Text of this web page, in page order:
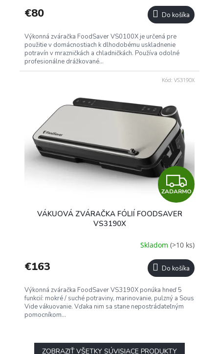
€80 Do košíka
Výkonná zváračka FoodSaver VS0100X je určená pre
použitie v domácnostiach k dlhodobému uskladnenie
potravín v mrazničkách a chladničkách. Používa odolné
profesionálne drážkované...
Z
A
A
R
M
O
ZADARMO
VÁKUOVÁ ZVÁRAČKA FÓLIÍ FOODSAVER
VS3190X
Skladom (>10 ks)
€163 Do košíka
Výkonná zváračka FoodSaver VS3190X ponúka hneď 5
funkcií: mokré / suché potraviny, marinovanie, pulzný a Sous
Vide vákuovanie. Vďaka nim sa stane nepostrádateľným
pomocníkom...
Kód: VS3190X
ZOBRAZIŤ VŠETKY SÚVISIACE PRODUKTY